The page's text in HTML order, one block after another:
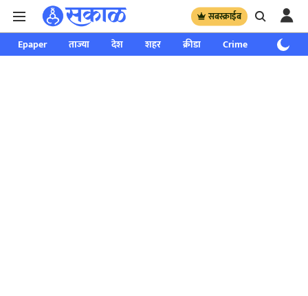
सबस्क्राईब
Epaper ताज्या देश शहर क्रीडा Crime साप्ताहिक